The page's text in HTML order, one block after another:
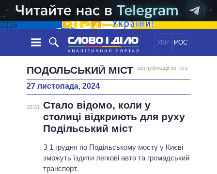
2226
УКР РОС
НОВИНИ
СТРІЧКА
ПОДІЇ
СТАТТІ
ДУМКИ
ОГЛЯДИ
ДАЙДЖЕСТИ
ЕКОНОМІКА
СУСПІЛЬСТВО
СВІТ
ОБIЦЯНКИ
ПОЛIТИКИ
УСІ ПОЛІТИКИ
ПРЕЗИДЕНТ І ОФІС
ВЕРХОВНА РАДА
ІНФОГРАФІКА
ВІДЕО
ПОДОЛЬСЬКИЙ МІСТ всі публікації по тегу
27 листопада, 2024
10:31
Стало відомо, коли у
столиці відкриють для руху
Подільський міст
З 1 грудня по Подільському мосту у Києві
зможуть їздити легкові авто та громадський
транспорт.